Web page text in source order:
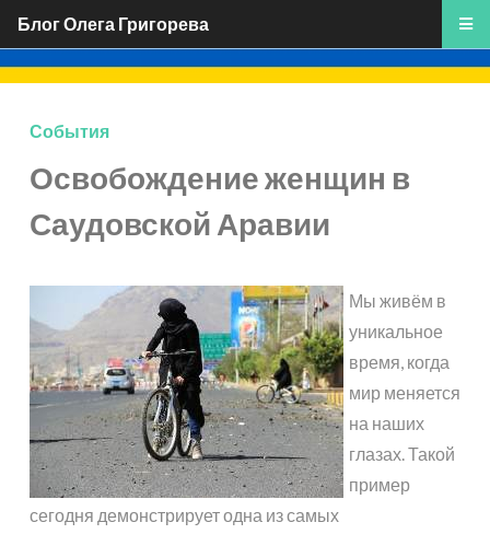
События
Освобождение женщин в
Саудовской Аравии
Мы живём в
уникальное
время, когда
мир меняется
на наших
глазах. Такой
пример
сегодня демонстрирует одна из самых
Блог Олега Григорева